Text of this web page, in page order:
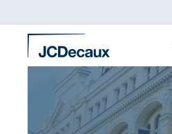
suoraan
sisältöön